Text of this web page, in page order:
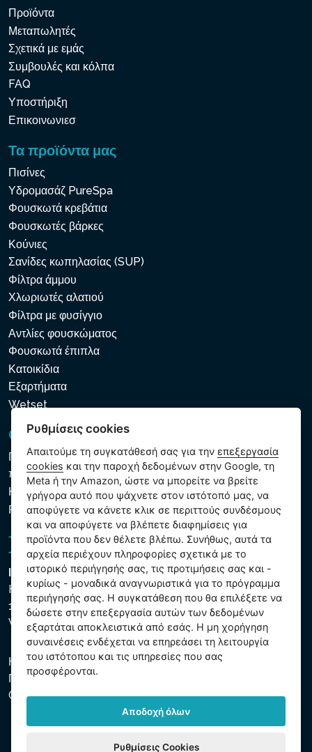
Προϊόντα
Μεταπωλητές
Σχετικά με εμάς
Συμβουλές και κόλπα
FAQ
Υποστήριξη
Επικοινωνιεσ
Τα προϊόντα μας
Πισίνες
Υδρομασάζ PureSpa
Φουσκωτά κρεβάτια
Φουσκωτές βάρκες
Κούνιες
Σανίδες κωπηλασίας (SUP)
Φίλτρα άμμου
Χλωριωτές αλατιού
Φίλτρα με φυσίγγιο
Αντλίες φουσκώματος
Φουσκωτά έπιπλα
Κατοικίδια
Εξαρτήματα
Wetset
GDPR και Cookies
Πολιτική προστασίας προσωπικών και λοιπών δεδομένων
που υποβάλλονται σε επεξεργασία
Κανόνες χρήσης των αρχείων cookie
Ρυθμίσεις cookies
Intex Trading, s.r.o.
Hradecká 2526/3
130 00 Praha 3
Vinohrady - Česká republika
Η εταιρεία είναι εγγεγραμμένη στο Δημοτικό Δικαστήριο της
Πράγας, μέρος C, αύξ. αριθ. 74759. ΑΜΕ 26150808, ΑΦΜ
CZ26150808.
Ρυθμίσεις cookies
Απαιτούμε τη συγκατάθεσή σας για τηνεπεξεργασία
cookies και την παροχή δεδομένων στην Google, τη
Meta ή την Amazon, ώστε να μπορείτε να βρείτε
γρήγορα αυτό που ψάχνετε στον ιστότοπό μας, να
αποφύγετε να κάνετε κλικ σε περιττούς συνδέσμους
και να αποφύγετε να βλέπετε διαφημίσεις για
προϊόντα που δεν θέλετε βλέπω. Συνήθως, αυτά τα
αρχεία περιέχουν πληροφορίες σχετικά με το
ιστορικό περιήγησής σας, τις προτιμήσεις σας και -
κυρίως - μοναδικά αναγνωριστικά για το πρόγραμμα
περιήγησής σας. Η συγκατάθεση που θα επιλέξετε να
δώσετε στην επεξεργασία αυτών των δεδομένων
εξαρτάται αποκλειστικά από εσάς. Η μη χορήγηση
συναινέσεις ενδέχεται να επηρεάσει τη λειτουργία
του ιστότοπου και τις υπηρεσίες που σας
προσφέρονται.
Αποδοχή όλων
Ρυθμίσεις Cookies